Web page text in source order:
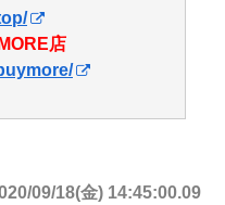
店
09/18(金) 14:45:00.09